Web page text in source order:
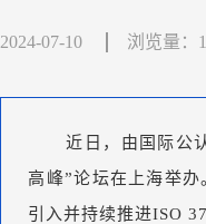
2024-07-10 浏览量：
近日，由国际公
高峰”论坛在上海举
引入并持续推进ISO